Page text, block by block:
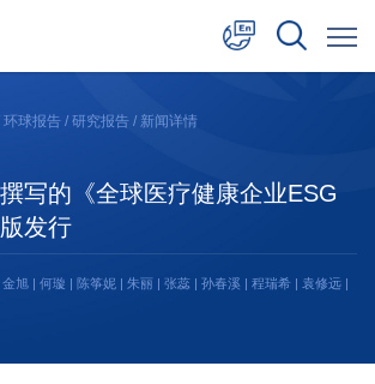
日本語
环球报告 / 研究报告 / 新闻详情
写的《全球医疗健康企业ESG
发行
金旭 | 何璇 | 陈筝妮 | 朱丽 | 张蕊 | 孙春溪 | 程瑞希 | 袁修远 |